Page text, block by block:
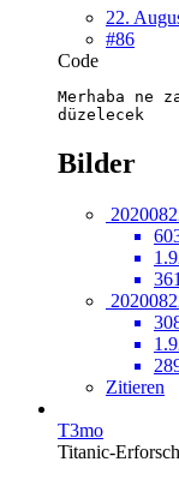
22.
#86
Code
düzelecek
Bilder
361
Zitieren
T3mo
Titanic-